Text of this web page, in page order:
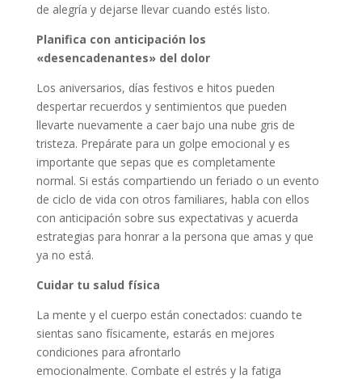
de alegría y dejarse llevar cuando estés listo.
Planifica con anticipación los
«desencadenantes» del dolor
Los aniversarios, días festivos e hitos pueden
despertar recuerdos y sentimientos que pueden
llevarte nuevamente a caer bajo una nube gris de
tristeza. Prepárate para un golpe emocional y es
importante que sepas que es completamente
normal. Si estás compartiendo un feriado o un evento
de ciclo de vida con otros familiares, habla con ellos
con anticipación sobre sus expectativas y acuerda
estrategias para honrar a la persona que amas y que
ya no está.
Cuidar tu salud física
La mente y el cuerpo están conectados: cuando te
sientas sano físicamente, estarás en mejores
condiciones para afrontarlo
emocionalmente. Combate el estrés y la fatiga